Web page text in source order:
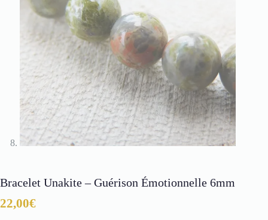
Bracelet Unakite – Guérison Émotionnelle 6mm
22,00€